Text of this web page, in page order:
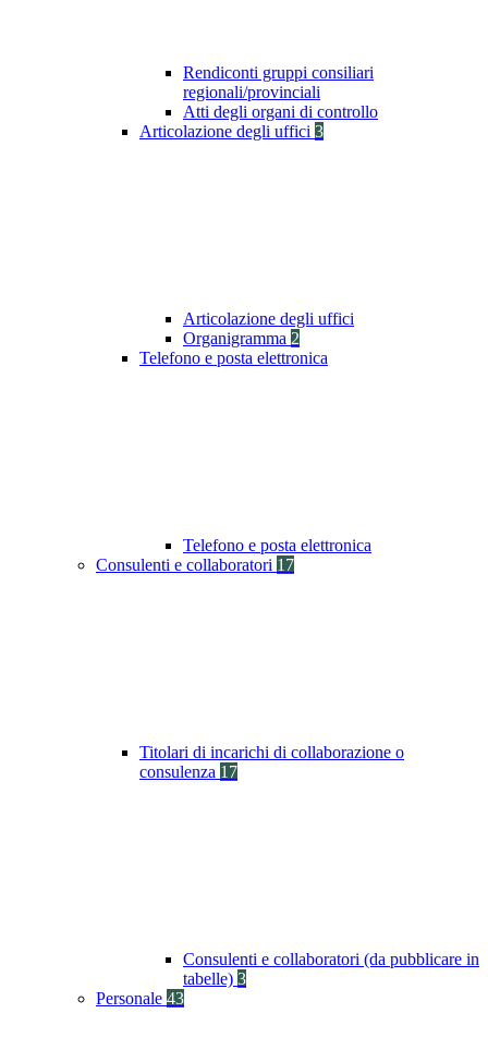
Rendiconti gruppi consiliari
regionali/provinciali
Atti degli organi di controllo
Articolazione degli uffici 3
Articolazione degli uffici
Organigramma 2
Telefono e posta elettronica
Telefono e posta elettronica
Consulenti e collaboratori 17
Titolari di incarichi di collaborazione o
consulenza 17
Consulenti e collaboratori (da pubblicare in
tabelle) 3
Personale 43